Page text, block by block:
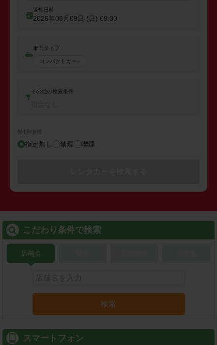
返却日時
2026年08月09日 (日) 09:00
車両タイプ
コンパクトカー
その他の検索条件
禁煙/喫煙
指定無し 禁煙 喫煙
こだわり条件で検索
店舗名
検索
スマートフォン